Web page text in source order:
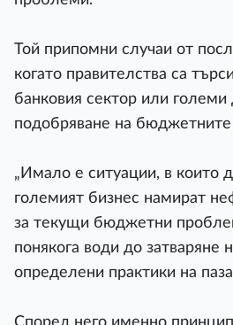
Той припомни случаи от
когато правителства са
банковия сектор или големи
подобряване на бюджетните
„Имало е ситуации, в които
големият бизнес намират
за текущи бюджетни
понякога води до затваряне
определени практики на
Според него именно